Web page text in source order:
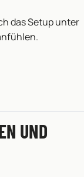
das Setup unter
UND